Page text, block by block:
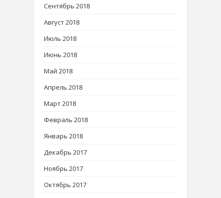
Сентябрь 2018
Август 2018
Июль 2018
Июнь 2018
Май 2018
Апрель 2018
Март 2018
Февраль 2018
Январь 2018
Декабрь 2017
Ноябрь 2017
Октябрь 2017